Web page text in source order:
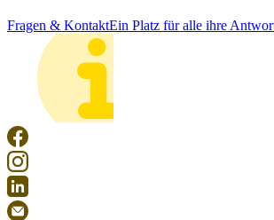
Fragen & KontaktEin Platz für alle ihre